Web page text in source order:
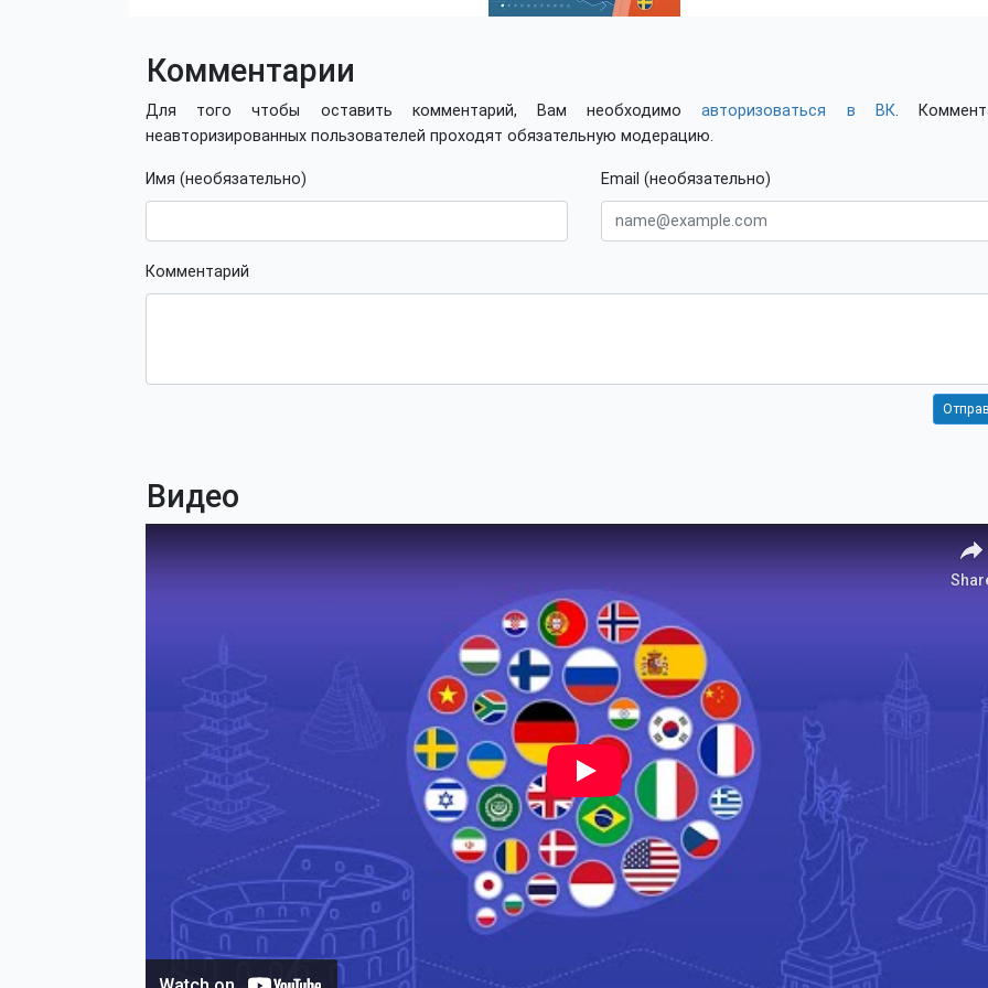
Комментарии
Для того чтобы оставить комментарий, Вам необходимоавторизоваться в ВК.
неавторизированных пользователей проходят обязательную модерацию.
Имя (необязательно) Email (необязательно)
Комментарий
Видео